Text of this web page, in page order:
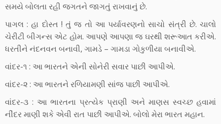
સમયે બોલતા રહી જગતને જાગતું રાખવાનું છે.
પાગલ : હા દોસ્ત ! તું જ તો આ પર્યાવરણનો સાચો સંત્રી છે. ચાલો
ચેરીટી બીગન્સ એટ હોમ. આપણે આપણા જ ઘરથી શરૂઆત કરીએ.
ધરતીને નંદનવન બનાવી, ગામડે – ગામડા ગોકુળીયા બનાવીએ.
વાંદર-૧ : આ ભારતને એની સોનેરી સવાર પાછી આપીએ.
વાંદર-૨ : આ ભારતને રળિયામણી સાંજ પાછી આપીએ.
વાંદર-૩ : આ ભારતના પ્રત્યેક પ્રાણી અને માણસ સ્વચ્છ હવામાં
નીંદર માણી શકે એવી રાત પાછી આપીએ. બોલો મેરા ભારત મહાન.